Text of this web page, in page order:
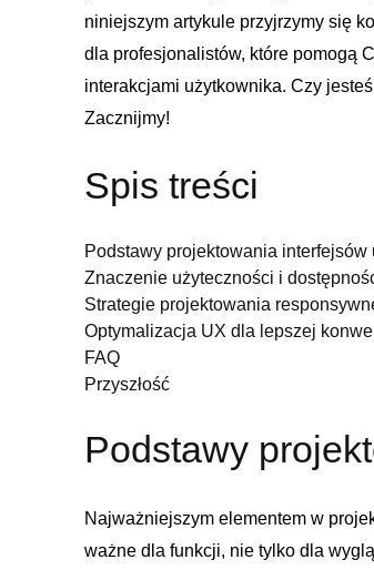
niniejszym ⁤artykule przyjrzymy się
dla profesjonalistów, które pomogą
interakcjami​ użytkownika. Czy
⁢Zacznijmy!
Spis treści
Podstawy projektowania interfejsów
Znaczenie użyteczności i
Strategie projektowania
Optymalizacja UX dla lepszej
FAQ
Przyszłość
Podstawy
Najważniejszym elementem w⁤
ważne ‍dla funkcji, nie⁤ tylko⁣ dla